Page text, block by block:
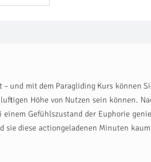
und mit dem Paragliding Kurs können
Höhe von Nutzen sein können.
Gefühlszustand der Euphorie
diese actiongeladenen Minuten